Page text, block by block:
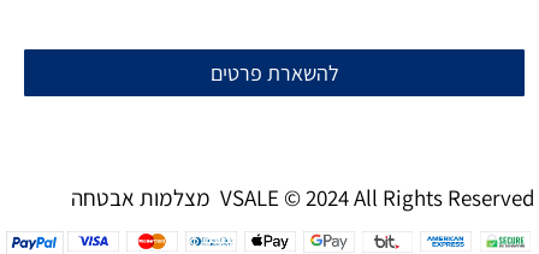
להשארת פרטים
מצלמות אבטחה VSALE © 2024 All Rights Reserved